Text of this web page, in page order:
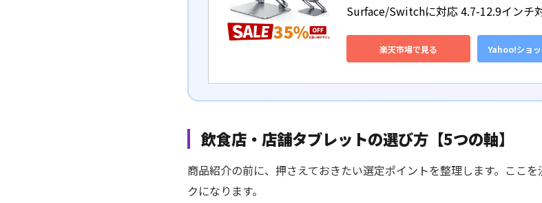
Surface/Switchに対応 4.7-12.9インチ
楽天市場で見る Yahoo!ショ
飲食店・店舗タブレットの選び方【5つの軸】
商品紹介の前に、押さえておきたい選定ポイントを整理します。ここ
クになります。